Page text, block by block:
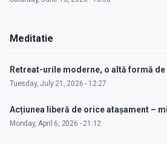
Meditatie
Retreat-urile moderne, o altă formă
Tuesday, July 21, 2026 - 12:27
Acțiunea liberă de orice atașament –
Monday, April 6, 2026 - 21:12